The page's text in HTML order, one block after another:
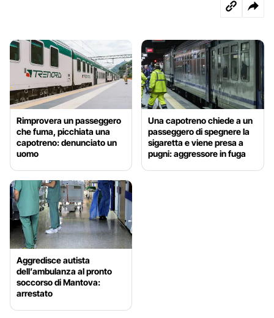
Rimprovera un passeggero
che fuma, picchiata una
capotreno: denunciato un
uomo
Una capotreno chiede a un
passeggero di spegnere la
sigaretta e viene presa a
pugni: aggressore in fuga
Aggredisce autista
dell’ambulanza al pronto
soccorso di Mantova:
arrestato